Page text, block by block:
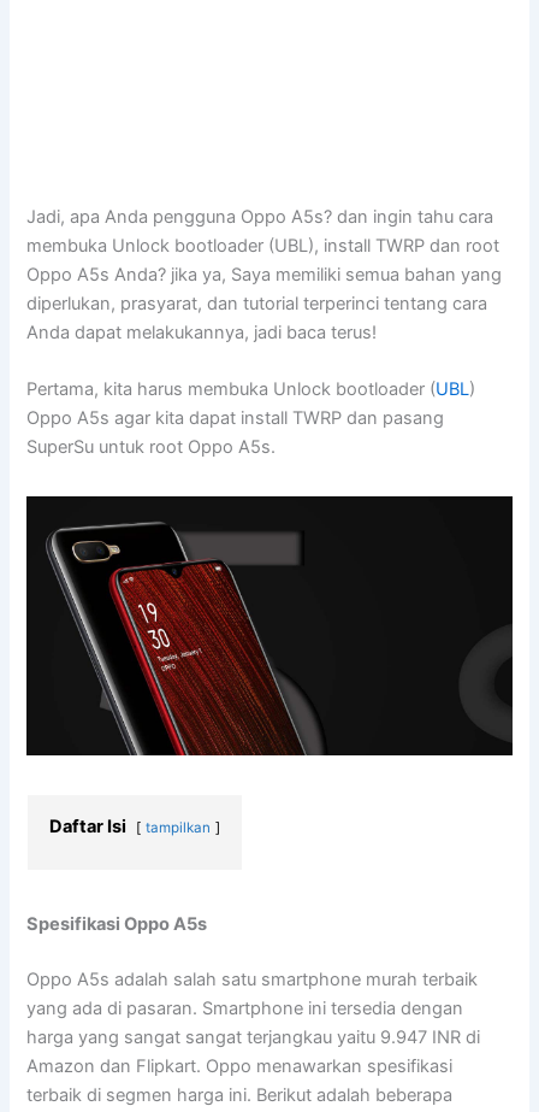
Jadi, apa Anda pengguna Oppo A5s? dan ingin tahu cara
membuka Unlock bootloader (UBL), install TWRP dan root
Oppo A5s Anda? jika ya, Saya memiliki semua bahan yang
diperlukan, prasyarat, dan tutorial terperinci tentang cara
Anda dapat melakukannya, jadi baca terus!
Pertama, kita harus membuka Unlock bootloader (UBL)
Oppo A5s agar kita dapat install TWRP dan pasang
SuperSu untuk root Oppo A5s.
Daftar Isi tampilkan
Spesifikasi Oppo A5s
Oppo A5s adalah salah satu smartphone murah terbaik
yang ada di pasaran. Smartphone ini tersedia dengan
harga yang sangat sangat terjangkau yaitu 9.947 INR di
Amazon dan Flipkart. Oppo menawarkan spesifikasi
terbaik di segmen harga ini. Berikut adalah beberapa